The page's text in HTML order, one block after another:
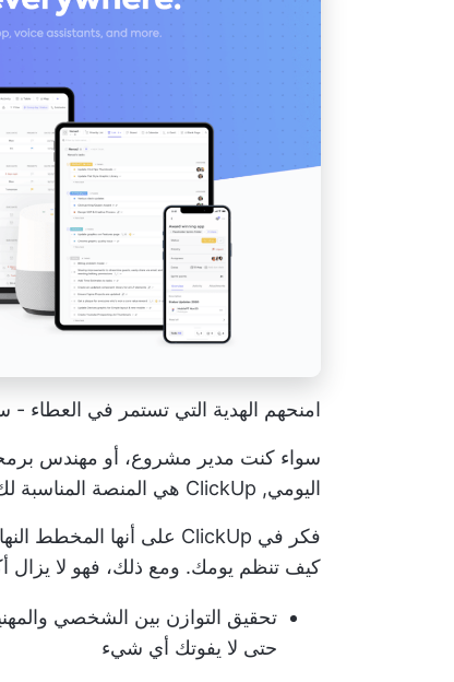
امنحهم الهدية التي تستمر في العطاء -
سواء كنت مدير مشروع، أو مهندس
اليومي, ClickUp هي المنصة المناسبة لك
فكر في ClickUp على أنها المخطط
كيف تنظم يومك. ومع ذلك، فهو لا يزال
تحقيق التوازن بين الشخصي
حتى لا يفوتك أي شيء